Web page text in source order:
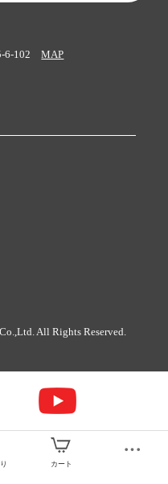
6-102MAP
All Rights Reserved.
カート